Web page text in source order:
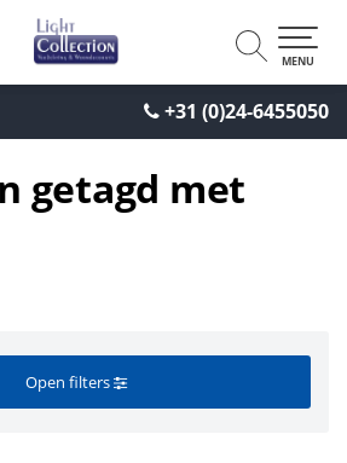
+31 (0)24-6455050
MENU
getagd met
Open filters